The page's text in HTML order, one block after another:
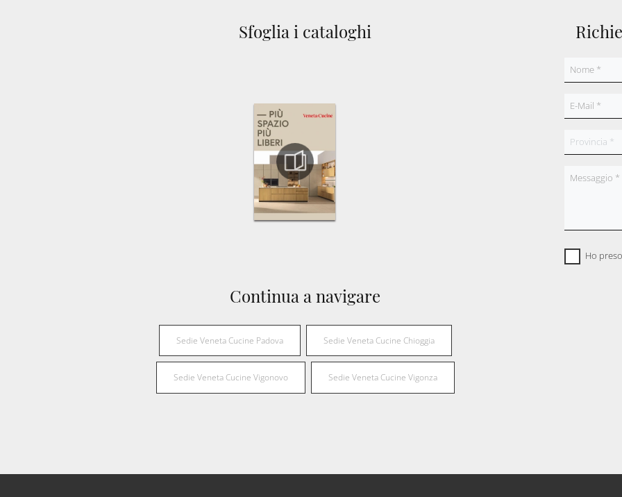
Sfoglia i cataloghi
Continua a navigare
Sedie Veneta Cucine Padova Sedie Veneta Cucine Chioggia
Sedie Veneta Cucine Vigonovo Sedie Veneta Cucine Vigonza
Ho